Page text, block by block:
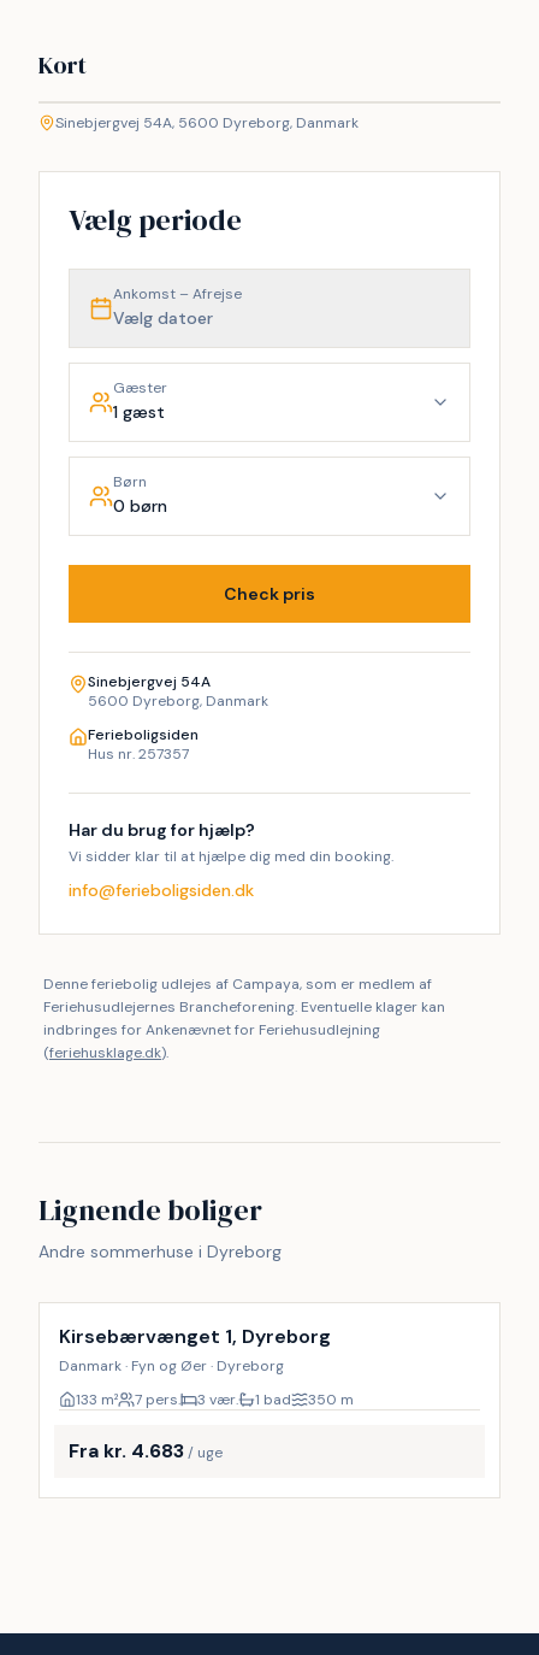
Kort
+
−
Sinebjergvej 54A, 5600 Dyreborg, Danmark
Vælg periode
Ankomst – Afrejse
Vælg datoer
Gæster
1 gæst
Børn
0 børn
Check pris
Sinebjergvej 54A
5600 Dyreborg, Danmark
Ferieboligsiden
Hus nr. 257357
Har du brug for hjælp?
Vi sidder klar til at hjælpe dig med din booking.
info@ferieboligsiden.dk
Denne feriebolig udlejes af Campaya, som er medlem af
Feriehusudlejernes Brancheforening. Eventuelle klager kan
indbringes for Ankenævnet for Feriehusudlejning
(feriehusklage.dk).
Lignende boliger
Andre sommerhuse i Dyreborg
Kirsebærvænget 1, Dyreborg
Danmark · Fyn og Øer · Dyreborg
133 m² 7 pers. 3 vær. 1 bad 350 m
Fra kr. 4.683/ uge